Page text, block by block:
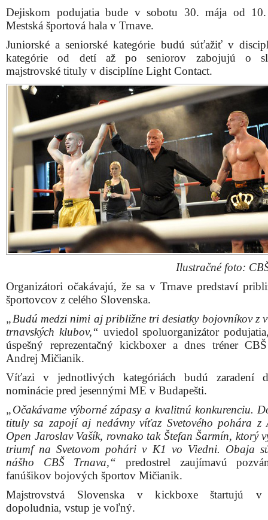
Dejiskom podujatia bude v sobotu 30. mája od
Mestská športová hala v Trnave.
Juniorské a seniorské kategórie budú súťažiť v
kategórie od detí až po seniorov zabojujú o
majstrovské tituly v disciplíne Light Contact.
Ilustračné foto:
Organizátori očakávajú, že sa v Trnave predstaví
športovcov z celého Slovenska.
„Budú medzi nimi aj približne tri desiatky bojovníkov z
trnavských klubov,“ uviedol spoluorganizátor
úspešný reprezentačný kickboxer a dnes tréner
Andrej Mičianik.
Víťazi v jednotlivých kategóriách budú zaradení
nominácie pred jesennými ME v Budapešti.
„Očakávame výborné zápasy a kvalitnú konkurenciu.
tituly sa zapojí aj nedávny víťaz Svetového pohára z
Open Jaroslav Vašík, rovnako tak Štefan Šarmín, ktorý
triumf na Svetovom pohári v K1 vo Viedni. Obaja
nášho CBŠ Trnava,“ predostrel zaujímavú
fanúšikov bojových športov Mičianik.
Majstrovstvá Slovenska v kickboxe štartujú v
dopoludnia, vstup je voľný.